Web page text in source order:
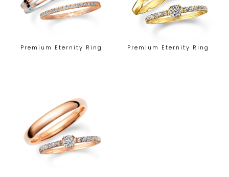
Premium Eternity Ring Premium Eternity Ring